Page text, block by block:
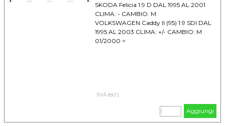
SKODA Felicia 1.9 D DAL 1995 AL 2001
CLIMA: - CAMBIO: M
VOLKSWAGEN Caddy II (95) 1.9 SDI DAL
1995 AL 2003 CLIMA: +/- CAMBIO: M
01/2000 >
(IVA escl.)
Aggiungi